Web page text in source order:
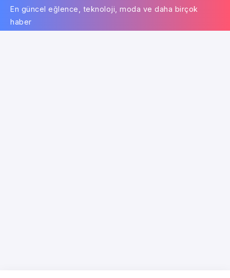
En güncel eğlence, teknoloji, moda ve daha birçok
haber